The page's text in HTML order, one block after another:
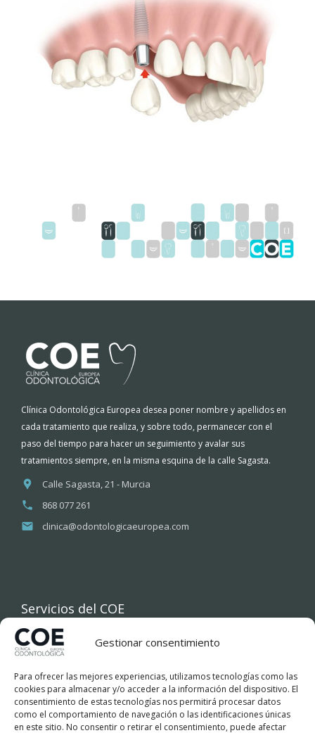
Gestionar consentimiento
Para ofrecer las mejores experiencias, utilizamos tecnologías como las
cookies para almacenar y/o acceder a la información del dispositivo. El
consentimiento de estas tecnologías nos permitirá procesar datos
como el comportamiento de navegación o las identificaciones únicas
en este sitio. No consentir o retirar el consentimiento, puede afectar
Clínica Odontológica Europea desea poner nombre y apellidos en
cada tratamiento que realiza, y sobre todo, permanecer con el
paso del tiempo para hacer un seguimiento y avalar sus
tratamientos siempre, en la misma esquina de la calle Sagasta.
Calle Sagasta, 21 - Murcia
868 077 261
clinica@odontologicaeuropea.com
Servicios del COE
INICIO
COE
TRATAMIENTOS DENTALES